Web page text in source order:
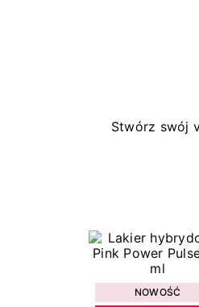
Stwórz swój
NOWOŚĆ